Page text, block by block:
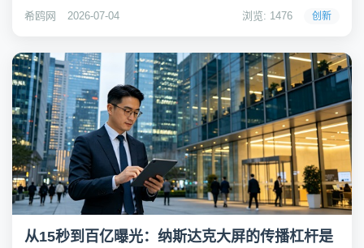
纪录。其中，美国队揭幕战对阵巴拉圭的收视人数高达
希鸥网 2026-07-04 浏览: 1476 创新
从15秒到百亿曝光：纳斯达克大屏的传播杠杆是